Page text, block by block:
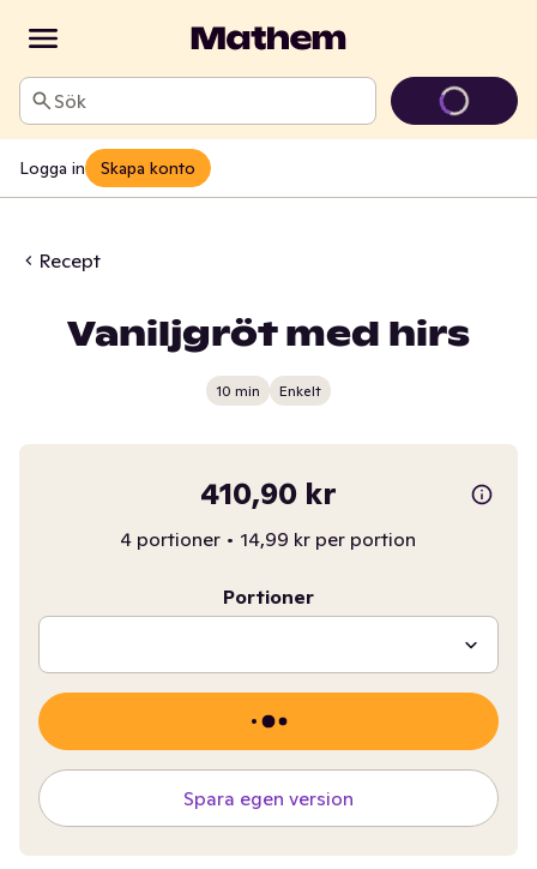
Sök
Logga in Skapa konto
Recept
Vaniljgröt med hirs
10 min Enkelt
410,90 kr
4 portioner • 14,99 kr per portion
Portioner
Spara egen version